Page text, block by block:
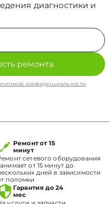
диагностики и
ремонта
конфиденциальности
Ремонт от 15
минут
сетевого оборудования
от 15 минут до
дней в зависимости
поломки
Гарантия до 24
мес